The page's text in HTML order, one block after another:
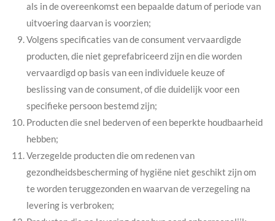
als in de overeenkomst een bepaalde datum of periode van
uitvoering daarvan is voorzien;
Volgens specificaties van de consument vervaardigde
producten, die niet geprefabriceerd zijn en die worden
vervaardigd op basis van een individuele keuze of
beslissing van de consument, of die duidelijk voor een
specifieke persoon bestemd zijn;
Producten die snel bederven of een beperkte houdbaarheid
hebben;
Verzegelde producten die om redenen van
gezondheidsbescherming of hygiëne niet geschikt zijn om
te worden teruggezonden en waarvan de verzegeling na
levering is verbroken;